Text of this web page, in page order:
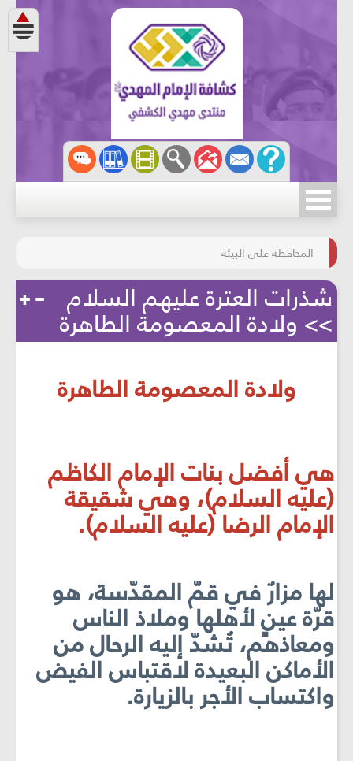
مسابقة الركب الحسينيّ
المحافظة على البيئة
شذرات العترة عليهم السلام
>> ولادة المعصومة الطاهرة
ولادة المعصومة الطاهرة
هي أفضل بنات الإمام الكاظم
(عليه السلام)، وهي شقيقة
الإمام الرضا (عليه السلام).
لها مزارٌ في قمّ المقدّسة، هو
قرّة عينٍ لأهلها وملاذ الناس
ومعاذهم، تُشدّ إليه الرحال من
الأماكن البعيدة لاقتباس الفيض
واكتساب الأجر بالزيارة.